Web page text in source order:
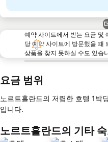
예약 사이트에서 받는 요금 및
당 예약 사이트에 방문했을 때
상품을 찾지 못하실 수도 있습
요금 범위
노르트홀란드의 저렴한 호텔 1박
입니다.
노르트홀란드의 기타